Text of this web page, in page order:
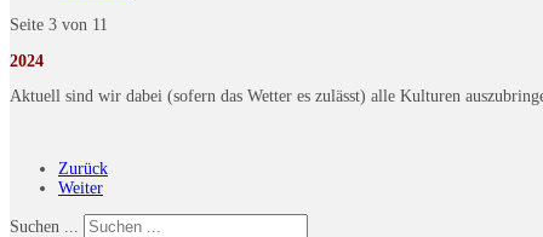
Seite 3 von 11
2024
Aktuell sind wir dabei (sofern das Wetter es zulässt) alle Kulturen
Zurück
Weiter
Suchen ...